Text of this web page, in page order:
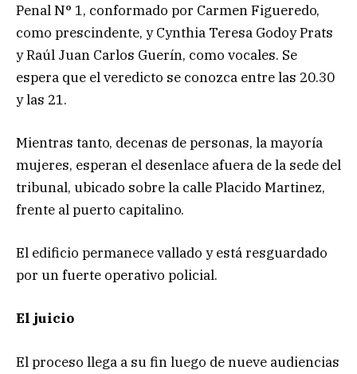
Penal N° 1, conformado por Carmen Figueredo,
como prescindente, y Cynthia Teresa Godoy Prats
y Raúl Juan Carlos Guerín, como vocales. Se
espera que el veredicto se conozca entre las 20.30
y las 21.
Mientras tanto, decenas de personas, la mayoría
mujeres, esperan el desenlace afuera de la sede del
tribunal, ubicado sobre la calle Placido Martinez,
frente al puerto capitalino.
El edificio permanece vallado y está resguardado
por un fuerte operativo policial.
El juicio
El proceso llega a su fin luego de nueve audiencias